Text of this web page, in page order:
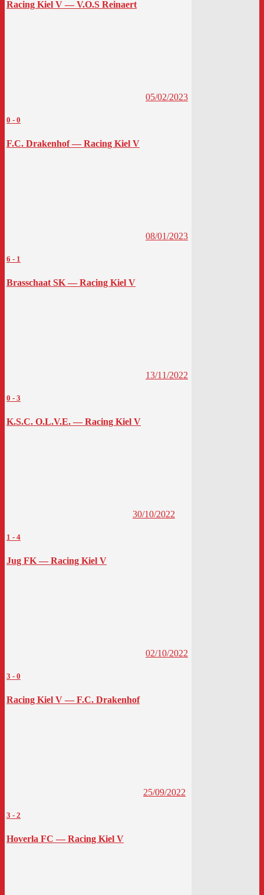
Racing Kiel V — V.O.S Reinaert
05/02/2023
0 - 0
F.C. Drakenhof — Racing Kiel V
08/01/2023
6 - 1
Brasschaat SK — Racing Kiel V
13/11/2022
0 - 3
K.S.C. O.L.V.E. — Racing Kiel V
30/10/2022
1 - 4
Jug FK — Racing Kiel V
02/10/2022
3 - 0
Racing Kiel V — F.C. Drakenhof
25/09/2022
3 - 2
Hoverla FC — Racing Kiel V